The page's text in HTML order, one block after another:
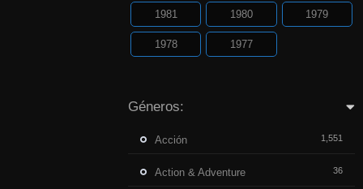
1981 1980 1979
1978 1977
Géneros:
Acción 1,551
Action & Adventure 36